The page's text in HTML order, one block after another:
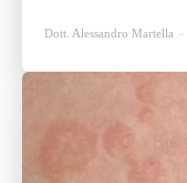
Dott. Alessandro Martella -